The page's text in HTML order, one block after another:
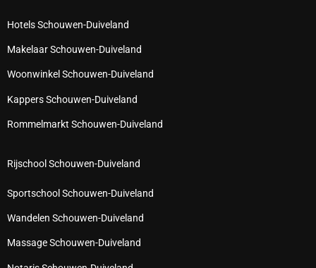
Hotels Schouwen-Duiveland
Makelaar Schouwen-Duiveland
Woonwinkel Schouwen-Duiveland
Kappers Schouwen-Duiveland
Rommelmarkt Schouwen-Duiveland
Rijschool Schouwen-Duiveland
Sportschool Schouwen-Duiveland
Wandelen Schouwen-Duiveland
Massage Schouwen-Duiveland